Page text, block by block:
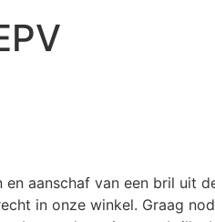
en aanschaf van een bril uit
in onze winkel. Graag